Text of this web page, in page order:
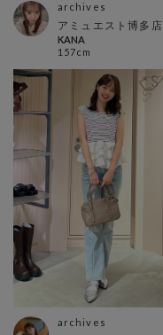
archives
アミュエスト博多店
KANA
157cm
archives